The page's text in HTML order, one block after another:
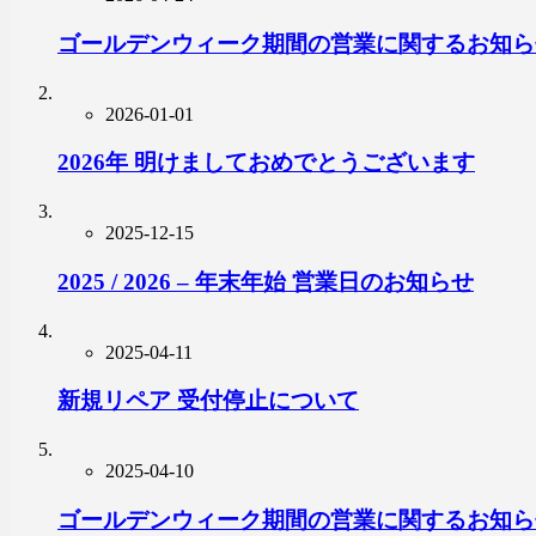
ゴールデンウィーク期間の営業に関するお知
2026-01-01
2026年 明けましておめでとうございます
2025-12-15
2025 / 2026 – 年末年始 営業日のお知らせ
2025-04-11
新規リペア 受付停止について
2025-04-10
ゴールデンウィーク期間の営業に関するお知